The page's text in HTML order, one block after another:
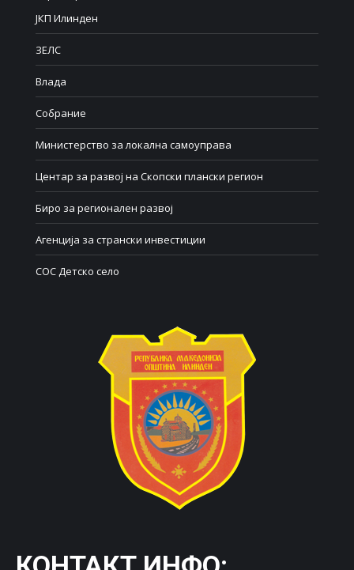
ЈКП Илинден
ЗЕЛС
Влада
Собрание
Министерство за локална самоуправа
Центар за развој на Скопски плански регион
Биро за регионален развој
Агенција за странски инвестиции
СОС Детско село